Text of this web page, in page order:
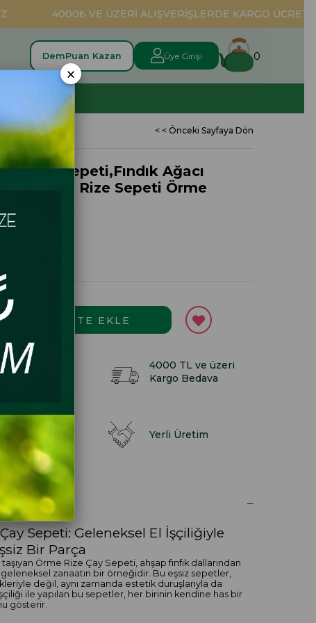
4000₺ VE ÜZERİ ALIŞVERİŞLERDE KARGO ÜCRETSİZ
DemPuan Kazan Üye Girişi 0
< < Önceki Sayfaya Dön
Çay Sepeti,Fındık Ağacı
Sepet, Rize Sepeti Örme
4000 TL ve üzeri
Kargo Bedava
gelen
Yerli Üretim
Sepeti: Geleneksel El İşçiliğiyle
Bir Parça
Örme Rize Çay Sepeti, ahşap fınfık dallarından
zanaatın bir örneğidir. Bu eşsiz sepetler,
değil, aynı zamanda estetik duruşlarıyla da
ile yapılan bu sepetler, her birinin kendine has bir
gösterir.
×